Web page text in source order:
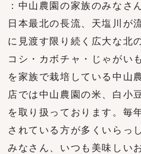
：中山農園の家族のみなさ
日本最北の長流、天塩川が
に見渡す限り続く広大な北
コシ・カボチャ・じゃがい
を家族で栽培している中山
店では中山農園の米、白小
を取り扱っております。毎
されている方が多くいらっ
みなさん、いつも美味しい